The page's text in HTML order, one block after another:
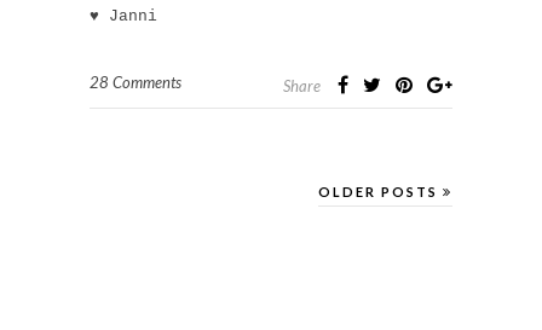
♥ Janni
28 Comments Share
OLDER POSTS